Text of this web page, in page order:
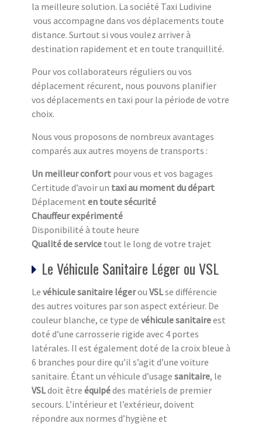
la meilleure solution. La société Taxi Ludivine
vous accompagne dans vos déplacements toute
distance. Surtout si vous voulez arriver à
destination rapidement et en toute tranquillité.
Pour vos collaborateurs réguliers ou vos
déplacement récurent, nous pouvons planifier
vos déplacements en taxi pour la période de votre
choix.
Nous vous proposons de nombreux avantages
comparés aux autres moyens de transports :
Un meilleur confort pour vous et vos bagages
Certitude d’avoir un taxi au moment du départ
Déplacement en toute sécurité
Chauffeur expérimenté
Disponibilité à toute heure
Qualité de service tout le long de votre trajet
Le Véhicule Sanitaire Léger ou VSL
Le véhicule sanitaire légerou VSLse différencie
des autres voitures par son aspect extérieur. De
couleur blanche, ce type de véhicule sanitaireest
doté d’une carrosserie rigide avec 4 portes
latérales. Il est également doté de la croix bleue à
6 branches pour dire qu’il s’agit d’une voiture
sanitaire. Étant un véhicule d’usage sanitaire, le
VSLdoit être équipédes matériels de premier
secours. L’intérieur et l’extérieur, doivent
répondre aux normes d’hygiène et